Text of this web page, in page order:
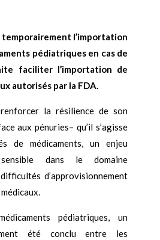
temporairement l’importation
pédiatriques en cas de
faciliter l’importation de
autorisés par la FDA.
la résilience de son
aux pénuries– qu’il s’agisse
de médicaments, un enjeu
sensible dans le domaine
d’approvisionnement
pédiatriques, un
été conclu entre les